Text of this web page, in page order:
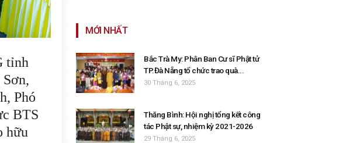
tỉnh
Phó
BTS
hữu
MỚI NHẤT
Bắc Trà My: Phân Ban Cư sĩ Phật tử
TP.Đà Nẵng tổ chức trao quà...
30 Tháng 6, 2025
Thăng Bình: Hội nghị tổng kết công
tác Phật sự, nhiệm kỳ 2021-2026
29 Tháng 6, 2025